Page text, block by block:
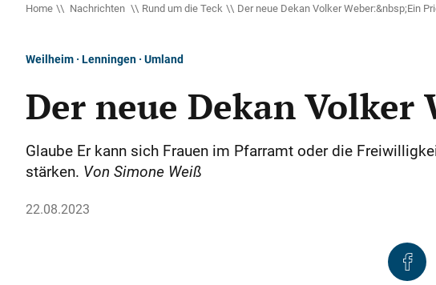
Home Nachrichten Rund um die Teck Der neue Dekan Volker Weber:&nbsp;Ein
Weilheim · Lenningen · Umland
Der neue Dekan
Glaube Er kann sich Frauen im Pfarramt oder die
stärken. Von Simone Weiß
22.08.2023